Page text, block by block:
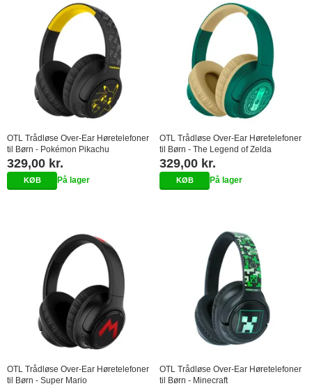
OTL Trådløse Over-Ear Høretelefoner
til Børn - Pokémon Pikachu
329,00 kr.
På lager
OTL Trådløse Over-Ear Høretelefoner
til Børn - The Legend of Zelda
329,00 kr.
På lager
OTL Trådløse Over-Ear Høretelefoner
til Børn - Super Mario
OTL Trådløse Over-Ear Høretelefoner
til Børn - Minecraft